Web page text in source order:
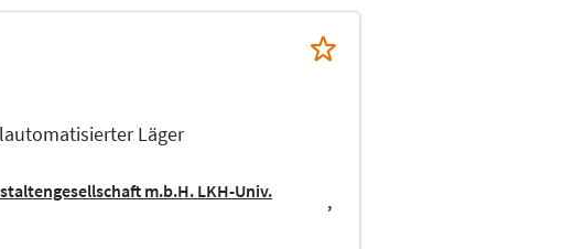
Läger
m.b.H. LKH-Univ.